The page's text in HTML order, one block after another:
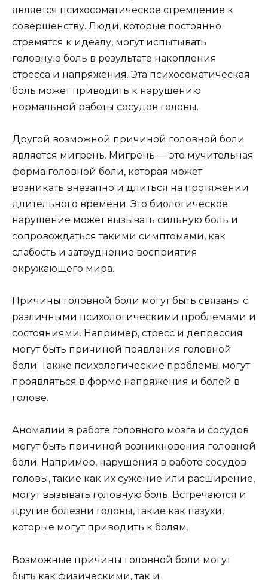
является психосоматическое стремление к
совершенству. Люди, которые постоянно
стремятся к идеалу, могут испытывать
головную боль в результате накопления
стресса и напряжения. Эта психосоматическая
боль может приводить к нарушению
нормальной работы сосудов головы.
Другой возможной причиной головной боли
является мигрень. Мигрень — это мучительная
форма головной боли, которая может
возникать внезапно и длиться на протяжении
длительного времени. Это биологическое
нарушение может вызывать сильную боль и
сопровождаться такими симптомами, как
слабость и затруднение восприятия
окружающего мира.
Причины головной боли могут быть связаны с
различными психологическими проблемами и
состояниями. Например, стресс и депрессия
могут быть причиной появления головной
боли. Также психологические проблемы могут
проявляться в форме напряжения и болей в
голове.
Аномалии в работе головного мозга и сосудов
могут быть причиной возникновения головной
боли. Например, нарушения в работе сосудов
головы, такие как их сужение или расширение,
могут вызывать головную боль. Встречаются и
другие болезни головы, такие как пазухи,
которые могут приводить к болям.
Возможные причины головной боли могут
быть как физическими, так и